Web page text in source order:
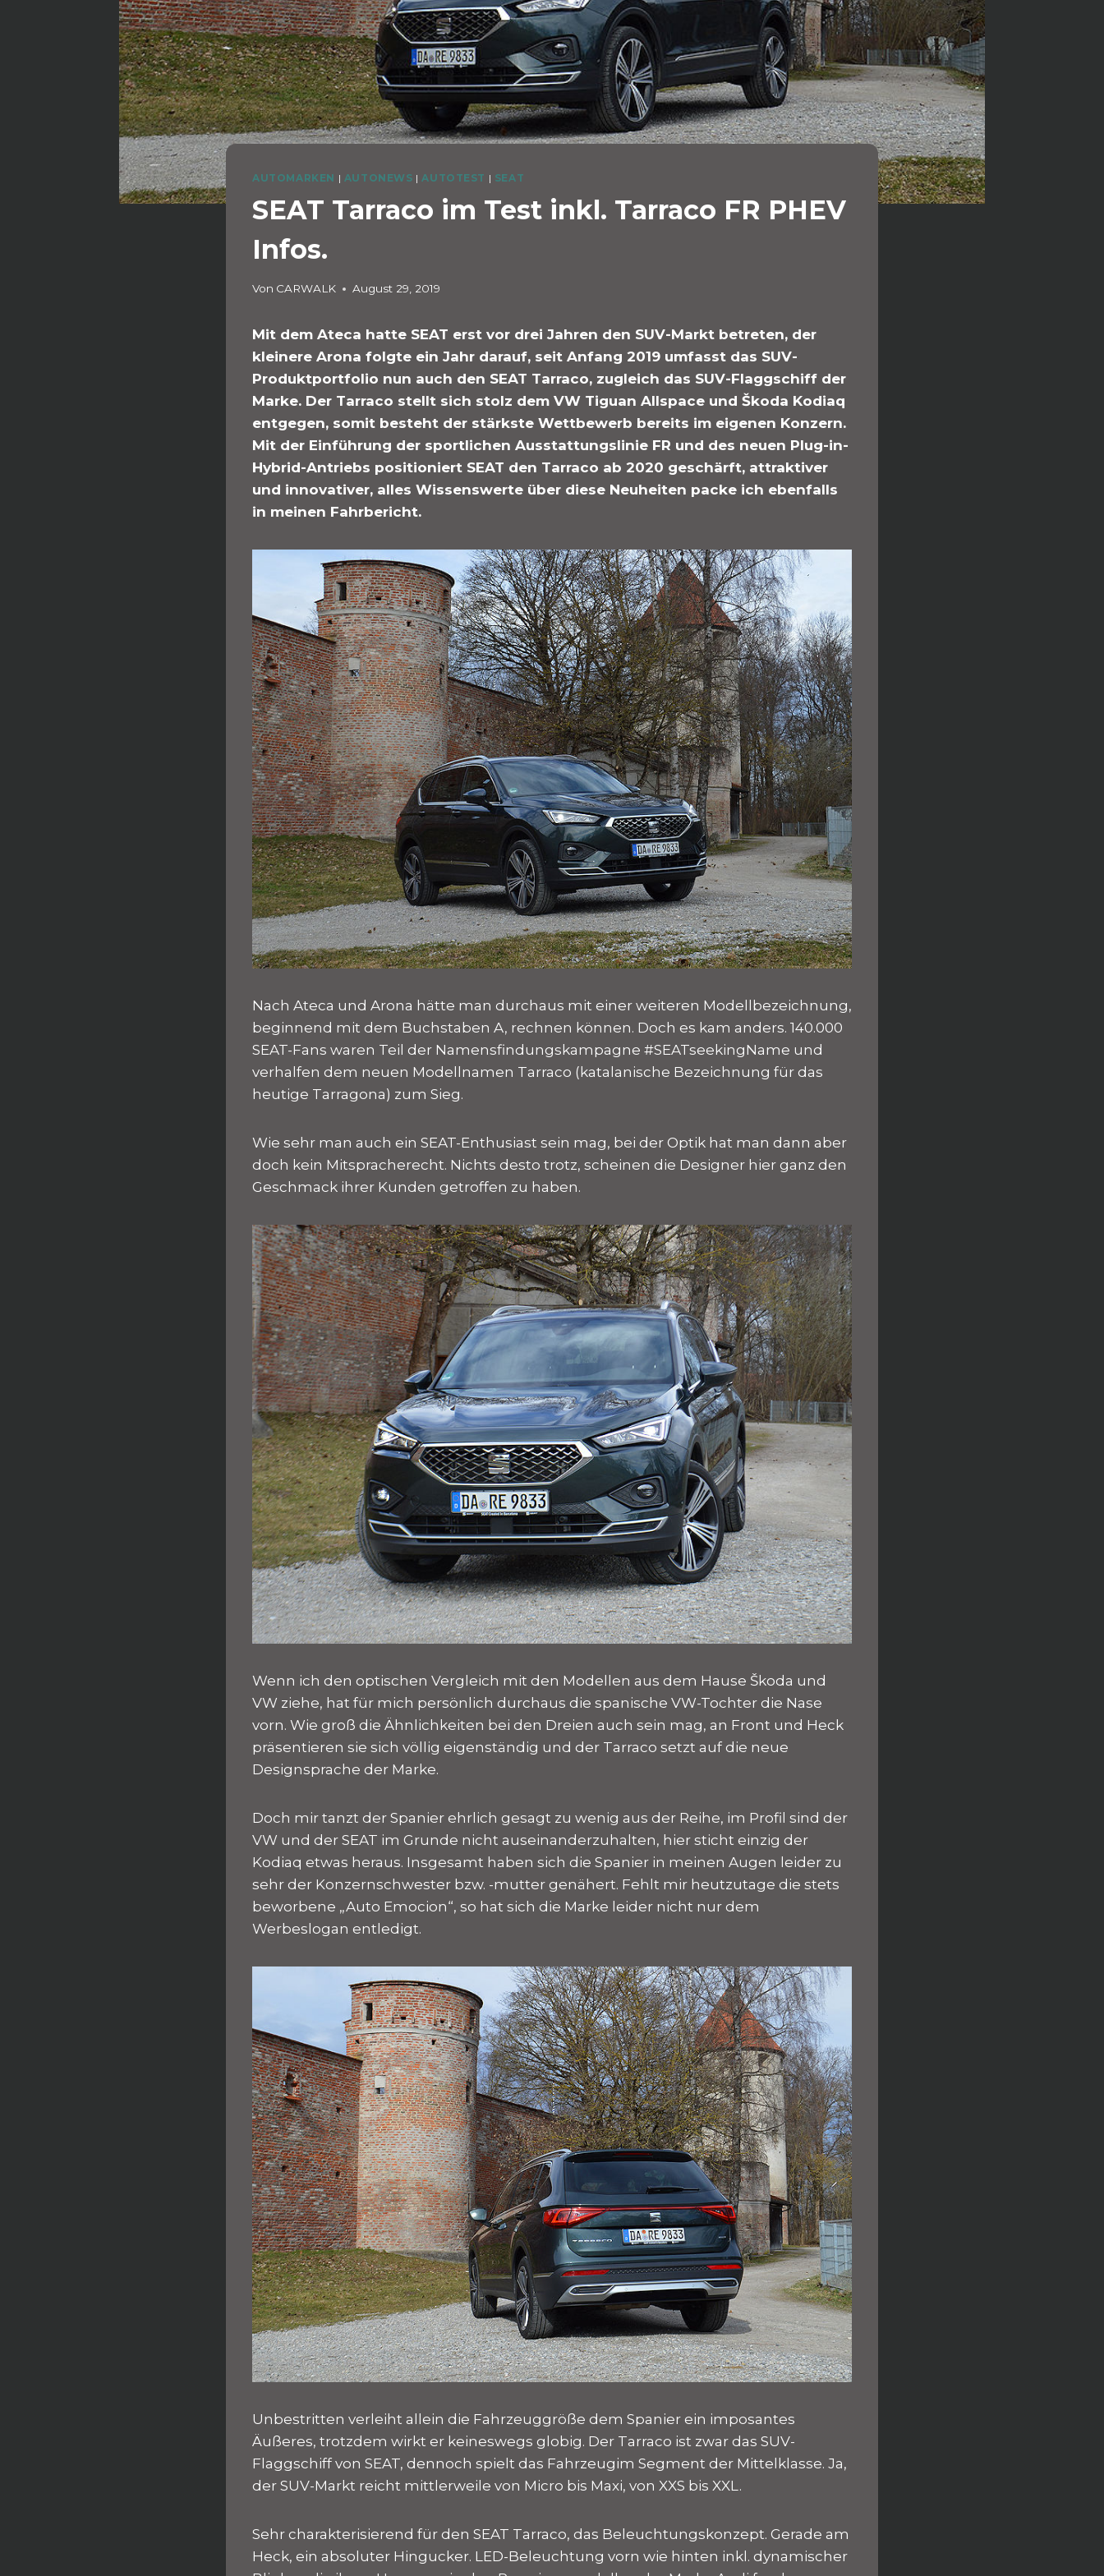
AUTOMARKEN | AUTONEWS | AUTOTEST | SEAT
SEAT Tarraco im Test inkl. Tarraco FR PHEV
Infos.
Von CARWALK August 29, 2019
Mit dem Ateca hatte SEAT erst vor drei Jahren den SUV-Markt betreten, der
kleinere Arona folgte ein Jahr darauf, seit Anfang 2019 umfasst das SUV-
Produktportfolio nun auch den SEAT Tarraco, zugleich das SUV-Flaggschiff der
Marke. Der Tarraco stellt sich stolz dem VW Tiguan Allspace und Škoda Kodiaq
entgegen, somit besteht der stärkste Wettbewerb bereits im eigenen Konzern.
Mit der Einführung der sportlichen Ausstattungslinie FR und des neuen Plug-in-
Hybrid-Antriebs positioniert SEAT den Tarraco ab 2020 geschärft, attraktiver
und innovativer, alles Wissenswerte über diese Neuheiten packe ich ebenfalls
in meinen Fahrbericht.
Nach Ateca und Arona hätte man durchaus mit einer weiteren Modellbezeichnung,
beginnend mit dem Buchstaben A, rechnen können. Doch es kam anders. 140.000
SEAT-Fans waren Teil der Namensfindungskampagne #SEATseekingName und
verhalfen dem neuen Modellnamen Tarraco (katalanische Bezeichnung für das
heutige Tarragona) zum Sieg.
Wie sehr man auch ein SEAT-Enthusiast sein mag, bei der Optik hat man dann aber
doch kein Mitspracherecht. Nichts desto trotz, scheinen die Designer hier ganz den
Geschmack ihrer Kunden getroffen zu haben.
Wenn ich den optischen Vergleich mit den Modellen aus dem Hause Škoda und
VW ziehe, hat für mich persönlich durchaus die spanische VW-Tochter die Nase
vorn. Wie groß die Ähnlichkeiten bei den Dreien auch sein mag, an Front und Heck
präsentieren sie sich völlig eigenständig und der Tarraco setzt auf die neue
Designsprache der Marke.
Doch mir tanzt der Spanier ehrlich gesagt zu wenig aus der Reihe, im Profil sind der
VW und der SEAT im Grunde nicht auseinanderzuhalten, hier sticht einzig der
Kodiaq etwas heraus. Insgesamt haben sich die Spanier in meinen Augen leider zu
sehr der Konzernschwester bzw. -mutter genähert. Fehlt mir heutzutage die stets
beworbene „Auto Emocion“, so hat sich die Marke leider nicht nur dem
Werbeslogan entledigt.
Unbestritten verleiht allein die Fahrzeuggröße dem Spanier ein imposantes
Äußeres, trotzdem wirkt er keineswegs globig. Der Tarraco ist zwar das SUV-
Flaggschiff von SEAT, dennoch spielt das Fahrzeugim Segment der Mittelklasse. Ja,
der SUV-Markt reicht mittlerweile von Micro bis Maxi, von XXS bis XXL.
Sehr charakterisierend für den SEAT Tarraco, das Beleuchtungskonzept. Gerade am
Heck, ein absoluter Hingucker. LED-Beleuchtung vorn wie hinten inkl. dynamischer